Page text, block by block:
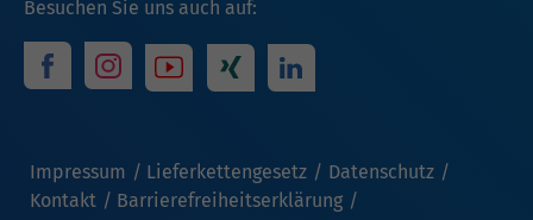
Besuchen Sie uns auch auf:
Impressum Lieferkettengesetz
Datenschutz
Kontakt
Barrierefreiheitserklärung